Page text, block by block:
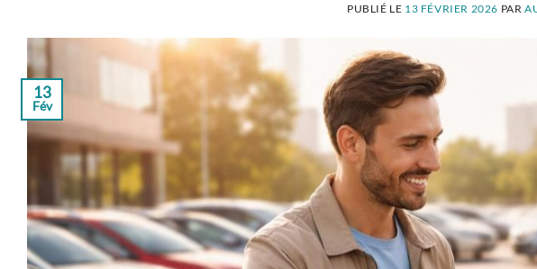
PUBLIÉ LE 13 FÉVRIER 2026 PAR
13
Fév